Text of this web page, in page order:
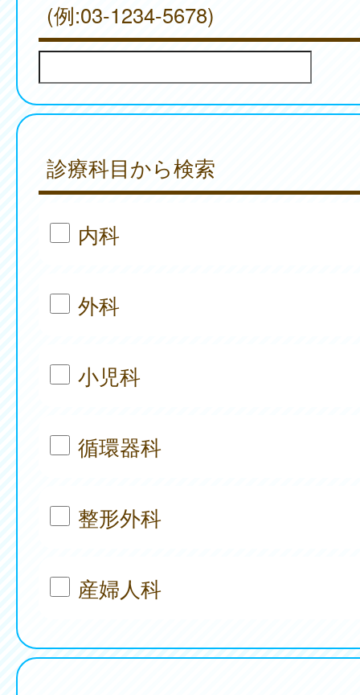
(例:03-1234-5678)
診療科目から検索
内科
外科
小児科
循環器科
整形外科
産婦人科